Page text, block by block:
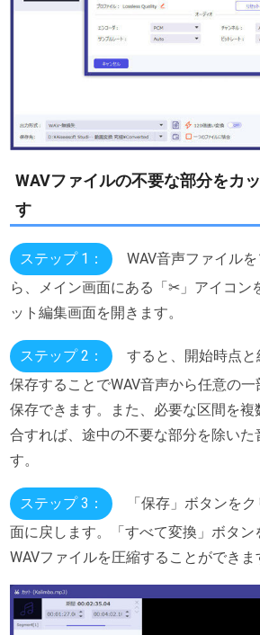
WAVファイルの不要な部分をカ
す
ステップ 1：
WAV音声ファイル
ら、メイン画面にある「✂」アイコン
ット編集画面を開きます。
ステップ 2：
すると、開始時点
保存することでWAV音声から任意の
保存できます。また、必要な区間を
合すれば、途中の不要な部分を除いた
す。
ステップ 3：
「保存」ボタンを
面に戻します。「すべて変換」ボタン
WAVファイルを圧縮することができま